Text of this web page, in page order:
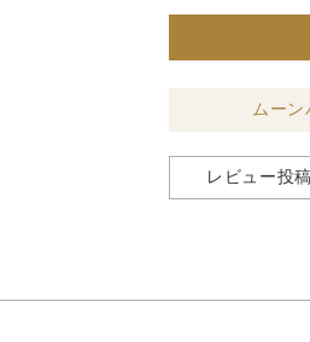
ムーン
レビュー投